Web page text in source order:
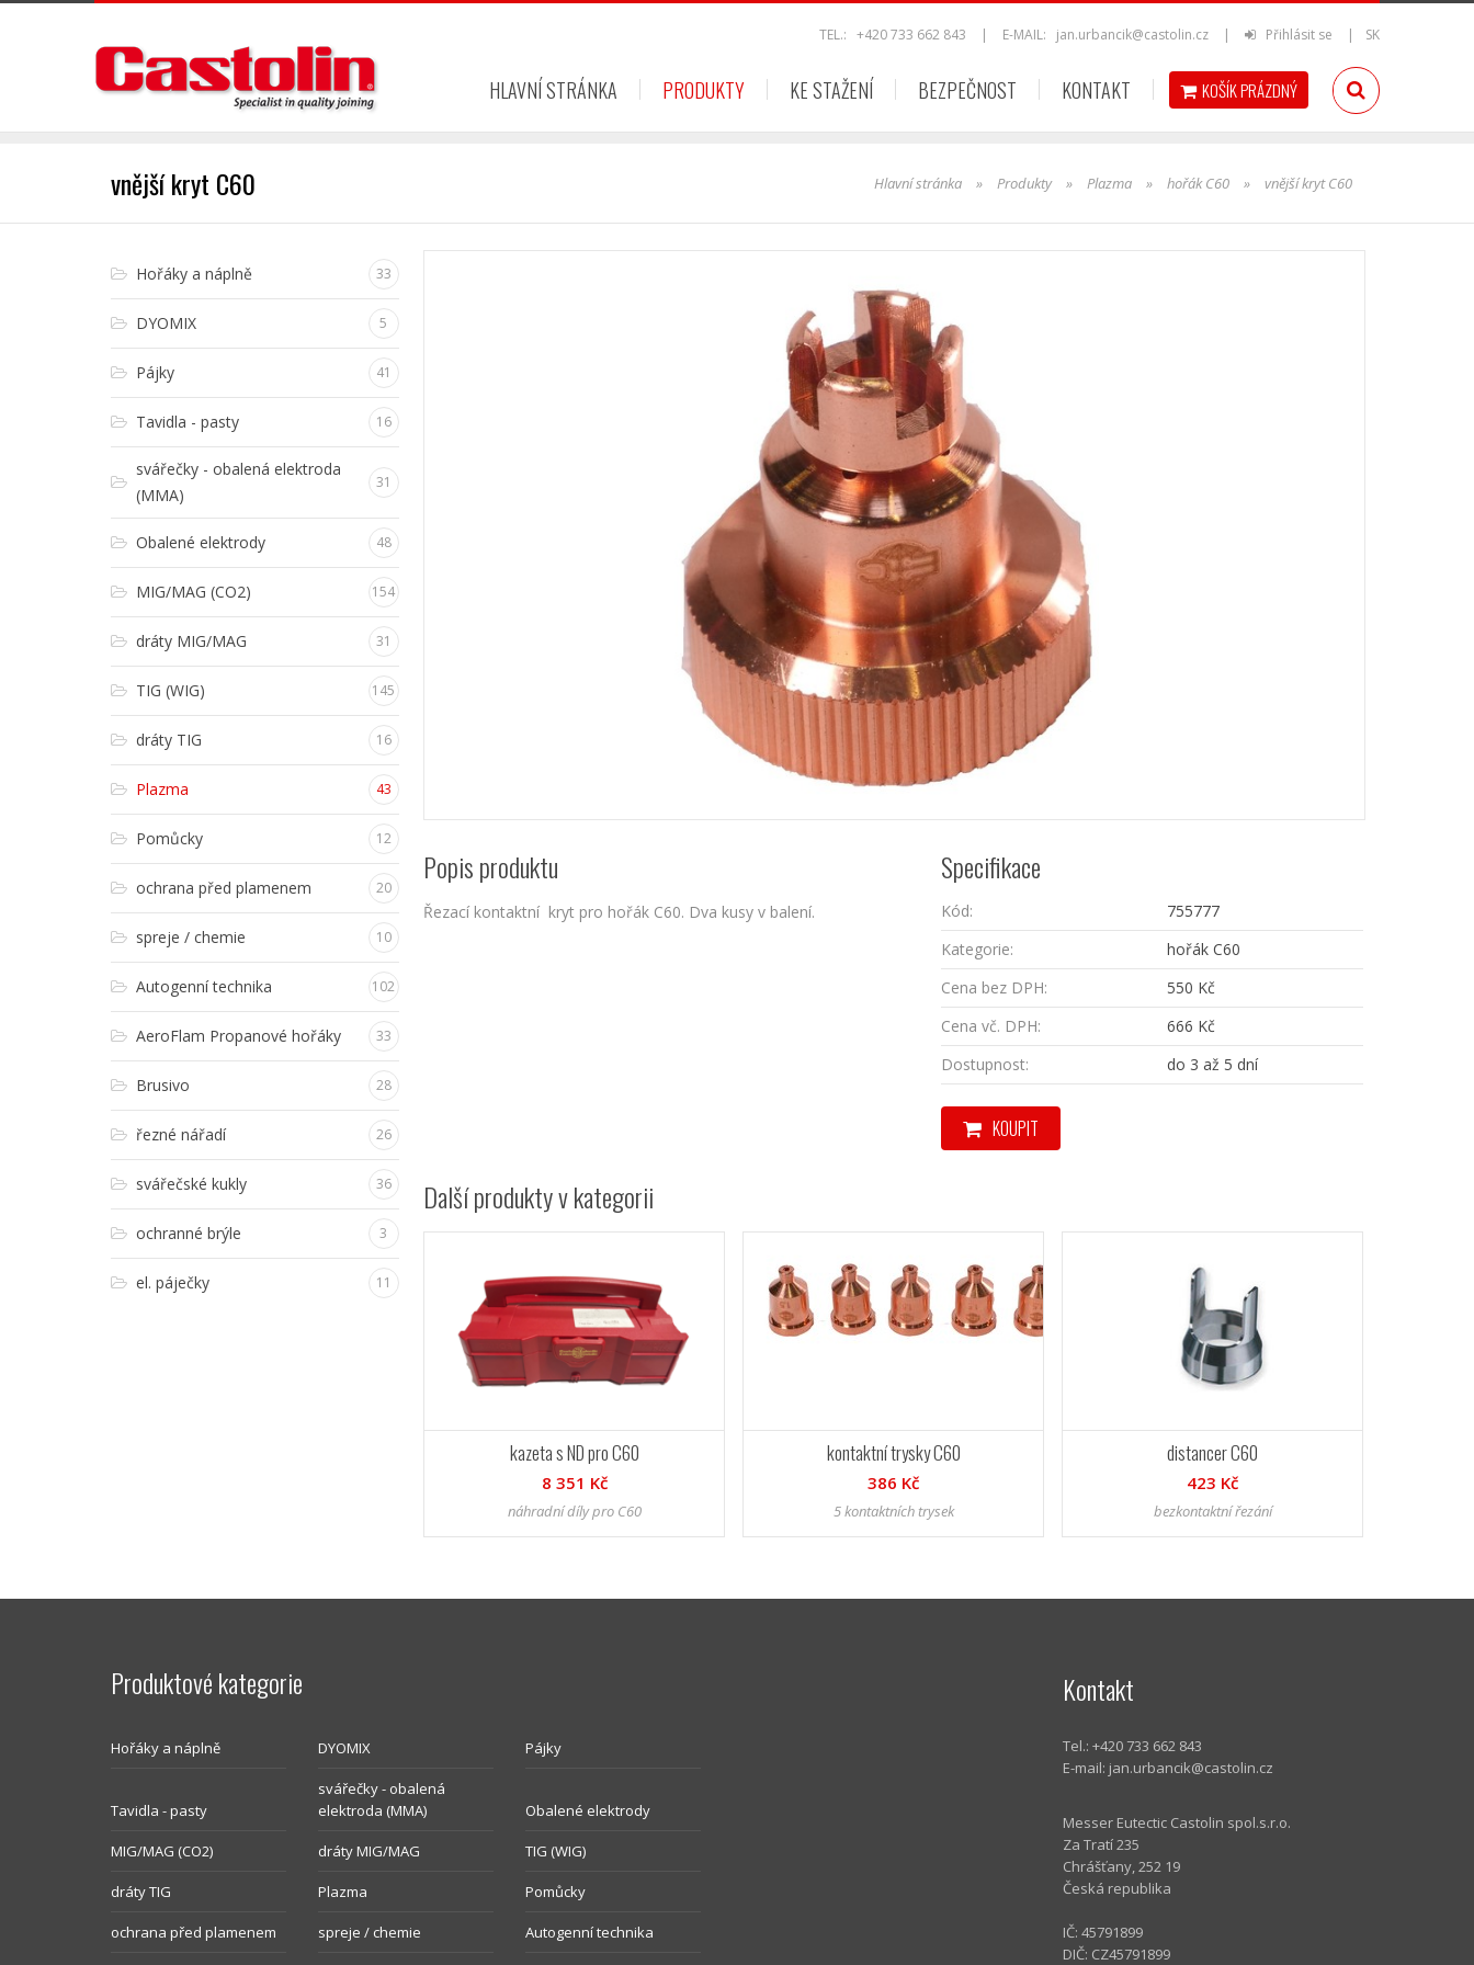
TEL.:+420 733 662 843 | E-MAIL: jan.urbancik@castolin.cz | Přihlásit se | SK
HLAVNÍ STRÁNKA PRODUKTY KE STAŽENÍ BEZPEČNOST KONTAKT KOŠÍKPRÁZDNÝ
Hlavní stránka » Produkty » Plazma » hořák C60 » vnější kryt C60
vnější kryt C60
Hořáky a náplně 33
DYOMIX 5
Pájky 41
Tavidla - pasty 16
svářečky - obalená elektroda
(MMA)
31
Obalené elektrody 48
MIG/MAG (CO2) 154
dráty MIG/MAG 31
TIG (WIG) 145
dráty TIG 16
Plazma 43
Pomůcky 12
ochrana před plamenem 20
spreje / chemie 10
Autogenní technika 102
AeroFlam Propanové hořáky 33
Brusivo 28
řezné nářadí 26
svářečské kukly 36
ochranné brýle 3
el. páječky 11
Popis produktu
Řezací kontaktní kryt pro hořák C60. Dva kusy v balení.
Specifikace
Kód:
755777
Kategorie:
hořák C60
Cena bez DPH:
550 Kč
Cena vč. DPH:
666 Kč
Dostupnost:
do 3 až 5 dní
KOUPIT
Další produkty v kategorii
kazeta s ND pro C60
8 351 Kč
náhradní díly pro C60
kontaktní trysky C60
386 Kč
5 kontaktních trysek
distancer C60
423 Kč
bezkontaktní řezání
Produktové kategorie
Hořáky a náplně DYOMIX Pájky
Tavidla - pasty
svářečky - obalená
elektroda (MMA)
Obalené elektrody
MIG/MAG (CO2) dráty MIG/MAG TIG (WIG)
dráty TIG Plazma Pomůcky
ochrana před plamenem spreje / chemie Autogenní technika
Kontakt
Tel.: +420 733 662 843
E-mail: jan.urbancik@castolin.cz
Messer Eutectic Castolin spol.s.r.o.
Za Tratí 235
Chrášťany, 252 19
Česká republika
IČ: 45791899
DIČ: CZ45791899